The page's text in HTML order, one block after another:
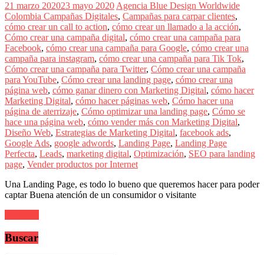
Agencia
Blue
Design
Colombia
y
sus
filiales
en
América
Latina
|
Una
mirada
estratégica
y
versátil
Marketing
en
LATAM
|
Bitácora
social
21 marzo 202023 mayo 2020 Agencia Blue Design Worldwide
Colombia Campañas Digitales, Campañas para carpar clientes,
cómo crear un call to action, cómo crear un llamado a la acción,
Cómo crear una campaña digital, cómo crear una campaña para
Facebook, cómo crear una campaña para Google, cómo crear una
campaña para instagram, cómo crear una campaña para Tik Tok,
Cómo crear una campaña para Twitter, Cómo crear una campaña
para YouTube, Cómo crear una landing page, cómo crear una
página web, cómo ganar dinero con Marketing Digital, cómo hacer
Marketing Digital, cómo hacer páginas web, Cómo hacer una
página de aterrizaje, Cómo optimizar una landing page, Cómo se
hace una página web, cómo vender más con Marketing Digital,
Diseño Web, Estrategias de Marketing Digital, facebook ads,
Google Ads, google adwords, Landing Page, Landing Page
Perfecta, Leads, marketing digital, Optimización, SEO para landing
page, Vender productos por Internet
Una Landing Page, es todo lo bueno que queremos hacer para poder
captar Buena atención de un consumidor o visitante
Buscar